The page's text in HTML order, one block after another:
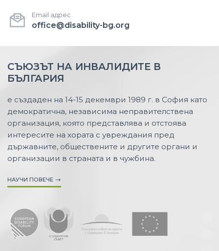
Email адрес
office@disability-bg.org
СЪЮЗЪТ НА ИНВАЛИДИТЕ В
БЪЛГАРИЯ
е създаден на 14-15 декември 1989 г. в София като
демократична, независима неправителствена
организация, която представлява и отстоява
интересите на хората с увреждания пред
държавните, обществените и другите органи и
организации в страната и в чужбина.
НАУЧИ ПОВЕЧЕ